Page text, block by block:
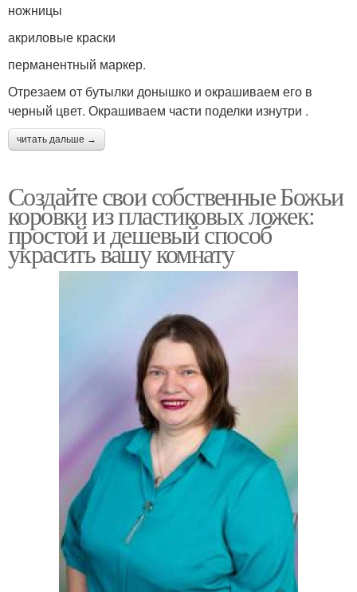
ножницы
акриловые краски
перманентный маркер.
Отрезаем от бутылки донышко и окрашиваем его в
черный цвет. Окрашиваем части поделки изнутри .
читать дальше →
Создайте свои собственные Божьи
коровки из пластиковых ложек:
простой и дешевый способ
украсить вашу комнату